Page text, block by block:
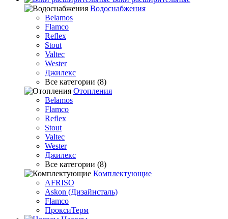
Водоснабжения
Belamos
Flamco
Reflex
Stout
Valtec
Wester
Джилекс
Все категории (8)
Отопления
Belamos
Flamco
Reflex
Stout
Valtec
Wester
Джилекс
Все категории (8)
Комплектующие
AFRISO
Askon (Дизайнсталь)
Flamco
ПроксиТерм